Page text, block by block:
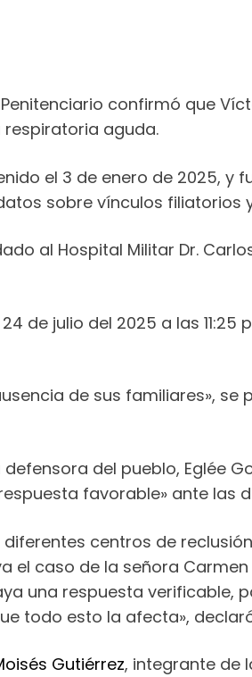
confirmó que
aguda.
el 3 de enero de 2025, y
sobre vínculos
al Hospital Militar Dr.
de julio del 2025 a las
de sus familiares»,
del pueblo, Eglée
favorable» ante las
centros de
el caso de la señora
una respuesta verificable,
todo esto la afecta»,
Gutiérrez, integrante de